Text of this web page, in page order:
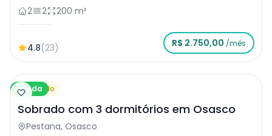
2
2 200 m²
4.8(23) R$ 2.750,00 /mês
Venda
Sobrado
Sobrado com 3 dormitórios em Osasco
Pestana, Osasco